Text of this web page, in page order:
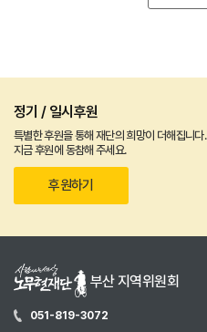
정기 / 일시후원
특별한 후원을 통해 재단의 희망이 더해집니다.
지금 후원에 동참해 주세요.
후원하기
부산 지역위원회
051-819-3072